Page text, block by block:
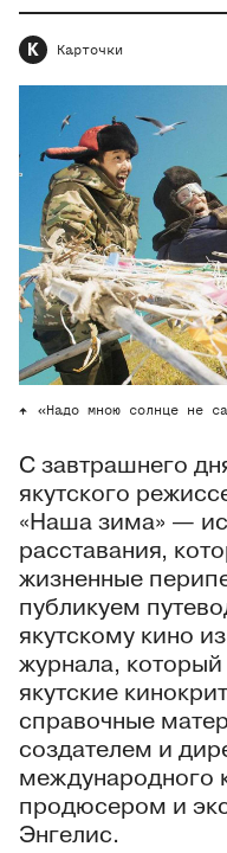
К Карточки
«Надо мною солнце не
С завтрашнего
якутского
«Наша зима» —
расставания,
жизненные
публикуем
якутскому кино
журнала,
якутские
справочные
создателем и
международного
продюсером и
Энгелис.